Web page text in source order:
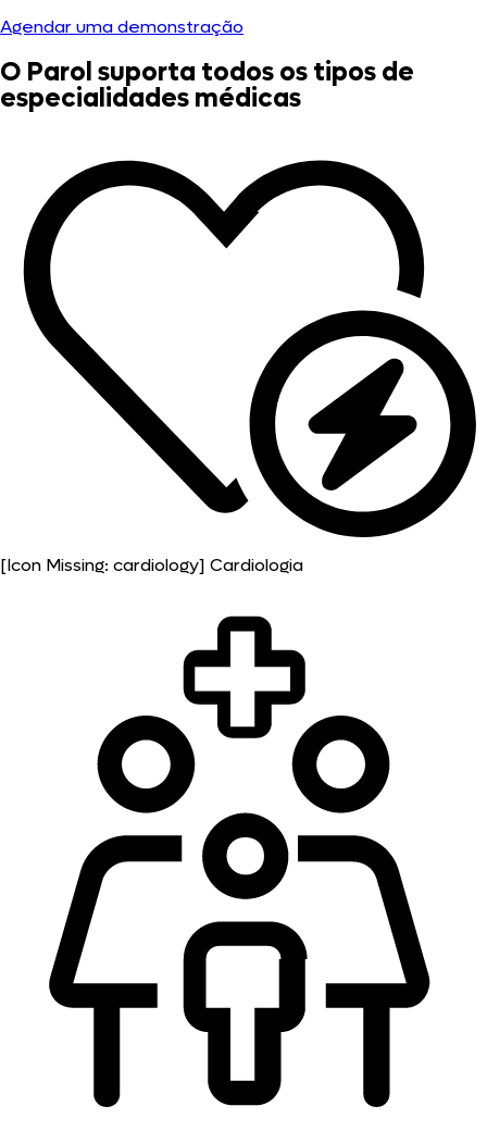
Agendar uma demonstração
O Parol suporta todos os tipos de
especialidades médicas
[Icon Missing: cardiology] Cardiologia